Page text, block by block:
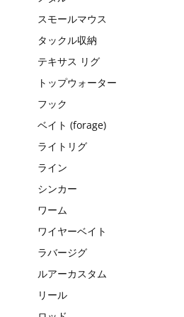
スモールマウス
タックル収納
テキサス リグ
トップウォーター
フック
ベイト (forage)
ライトリグ
ライン
シンカー
ワーム
ワイヤーベイト
ラバージグ
ルアーカスタム
リール